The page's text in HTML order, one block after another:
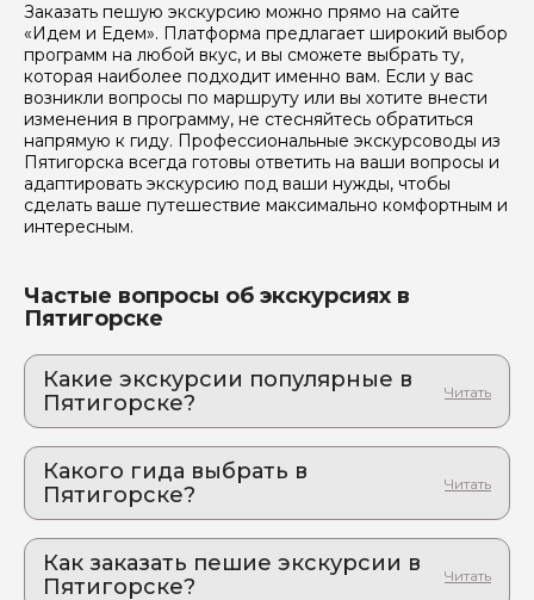
Заказать пешую экскурсию можно прямо на сайте
«Идем и Едем». Платформа предлагает широкий выбор
программ на любой вкус, и вы сможете выбрать ту,
которая наиболее подходит именно вам. Если у вас
возникли вопросы по маршруту или вы хотите внести
изменения в программу, не стесняйтесь обратиться
напрямую к гиду. Профессиональные экскурсоводы из
Пятигорска всегда готовы ответить на ваши вопросы и
адаптировать экскурсию под ваши нужды, чтобы
сделать ваше путешествие максимально комфортным и
интересным.
Частые вопросы об экскурсиях в
Пятигорске
Какие экскурсии популярные в
Пятигорске?
Минеральных Вод за один день
Культурно-историческое наследие курортно-
лечебных городов Кавказа
2. Обзорная экскурсия по курортному
городу, в который влюбляешься
Пятигорск глазами Лермонтова и современного
Какого гида выбрать в
Пятигорске?
2. Наталья.Д 589
Как заказать пешие экскурсии в
Пятигорске?